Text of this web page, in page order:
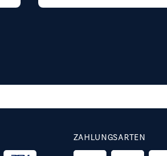
ZAHLUNGSARTEN